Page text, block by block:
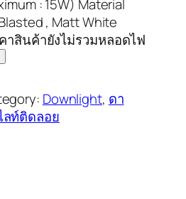
: 15W) Material
, Matt White
คาสินค้ายังไม่รวมหลอดไฟ
Downlight, ดา
ลท์ติดลอย